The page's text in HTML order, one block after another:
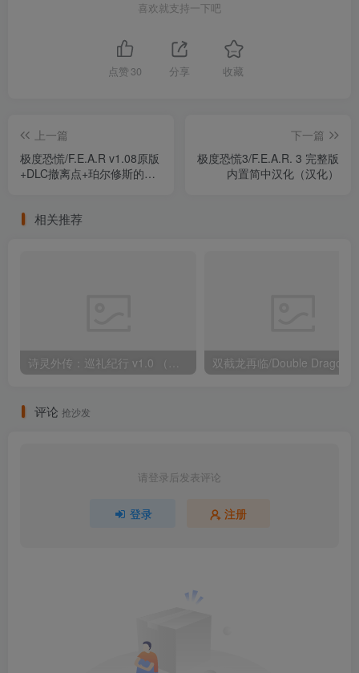
喜欢就支持一下吧
点赞 30 分享 收藏
上一篇
极度恐慌/F.E.A.R v1.08原版
+DLC撤离点+珀尔修斯的指
下一篇
极度恐慌3/F.E.A.R. 3 完整版
内置简中汉化（汉化）
相关推荐
诗灵外传：巡礼纪行 v1.0 （官中）
评论 抢沙发
请登录后发表评论
登录 注册